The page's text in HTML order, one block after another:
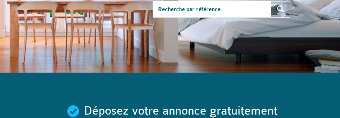
Déposez votre annonce gratuitement